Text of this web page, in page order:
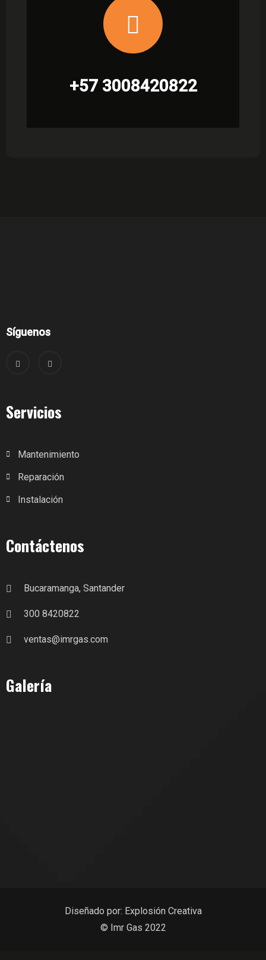
+57 3008420822
Síguenos
Servicios
Mantenimiento
Reparación
Instalación
Contáctenos
Bucaramanga, Santander
300 8420822
ventas@imrgas.com
Galería
Diseñado por: Explosión Creativa
© Imr Gas 2022